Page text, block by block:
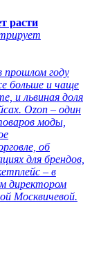
расти
прошлом году
больше и чаще
и львиная доля
Ozon – один
моды,
об
для брендов,
– в
директором
Москвичевой.